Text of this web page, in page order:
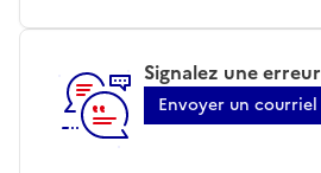
Signalez une erreur
Envoyer un courriel